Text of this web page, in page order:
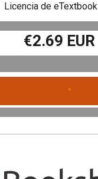
Licencia de eTextbook
€2.69 EUR